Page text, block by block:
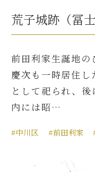
荒子城跡（冨
前田利家生誕地の
慶次も一時居住
として祀られ、
内には昭…
#中川区 #前田利家